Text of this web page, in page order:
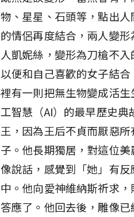
物、星星、石頭等，點出
的情侶再度結合，兩人變
人凱妮絲，變形為刀槍不
以便和自己喜歡的女子結
裡有一則把無生物變成活
工智慧（AI）的最早歷史
王，因為王后不貞而厭惡
子。他長期獨居，對這位
像說話，感覺到「她」有
中。他向愛神維納斯祈求
答應了。他回去後，雕像